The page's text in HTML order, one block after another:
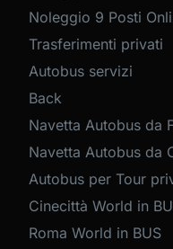
Noleggio 9 Posti
Trasferimenti privati
Autobus servizi
Back
Navetta Autobus da
Navetta Autobus da
Autobus per Tour
Cinecittà World in
Roma World in BUS